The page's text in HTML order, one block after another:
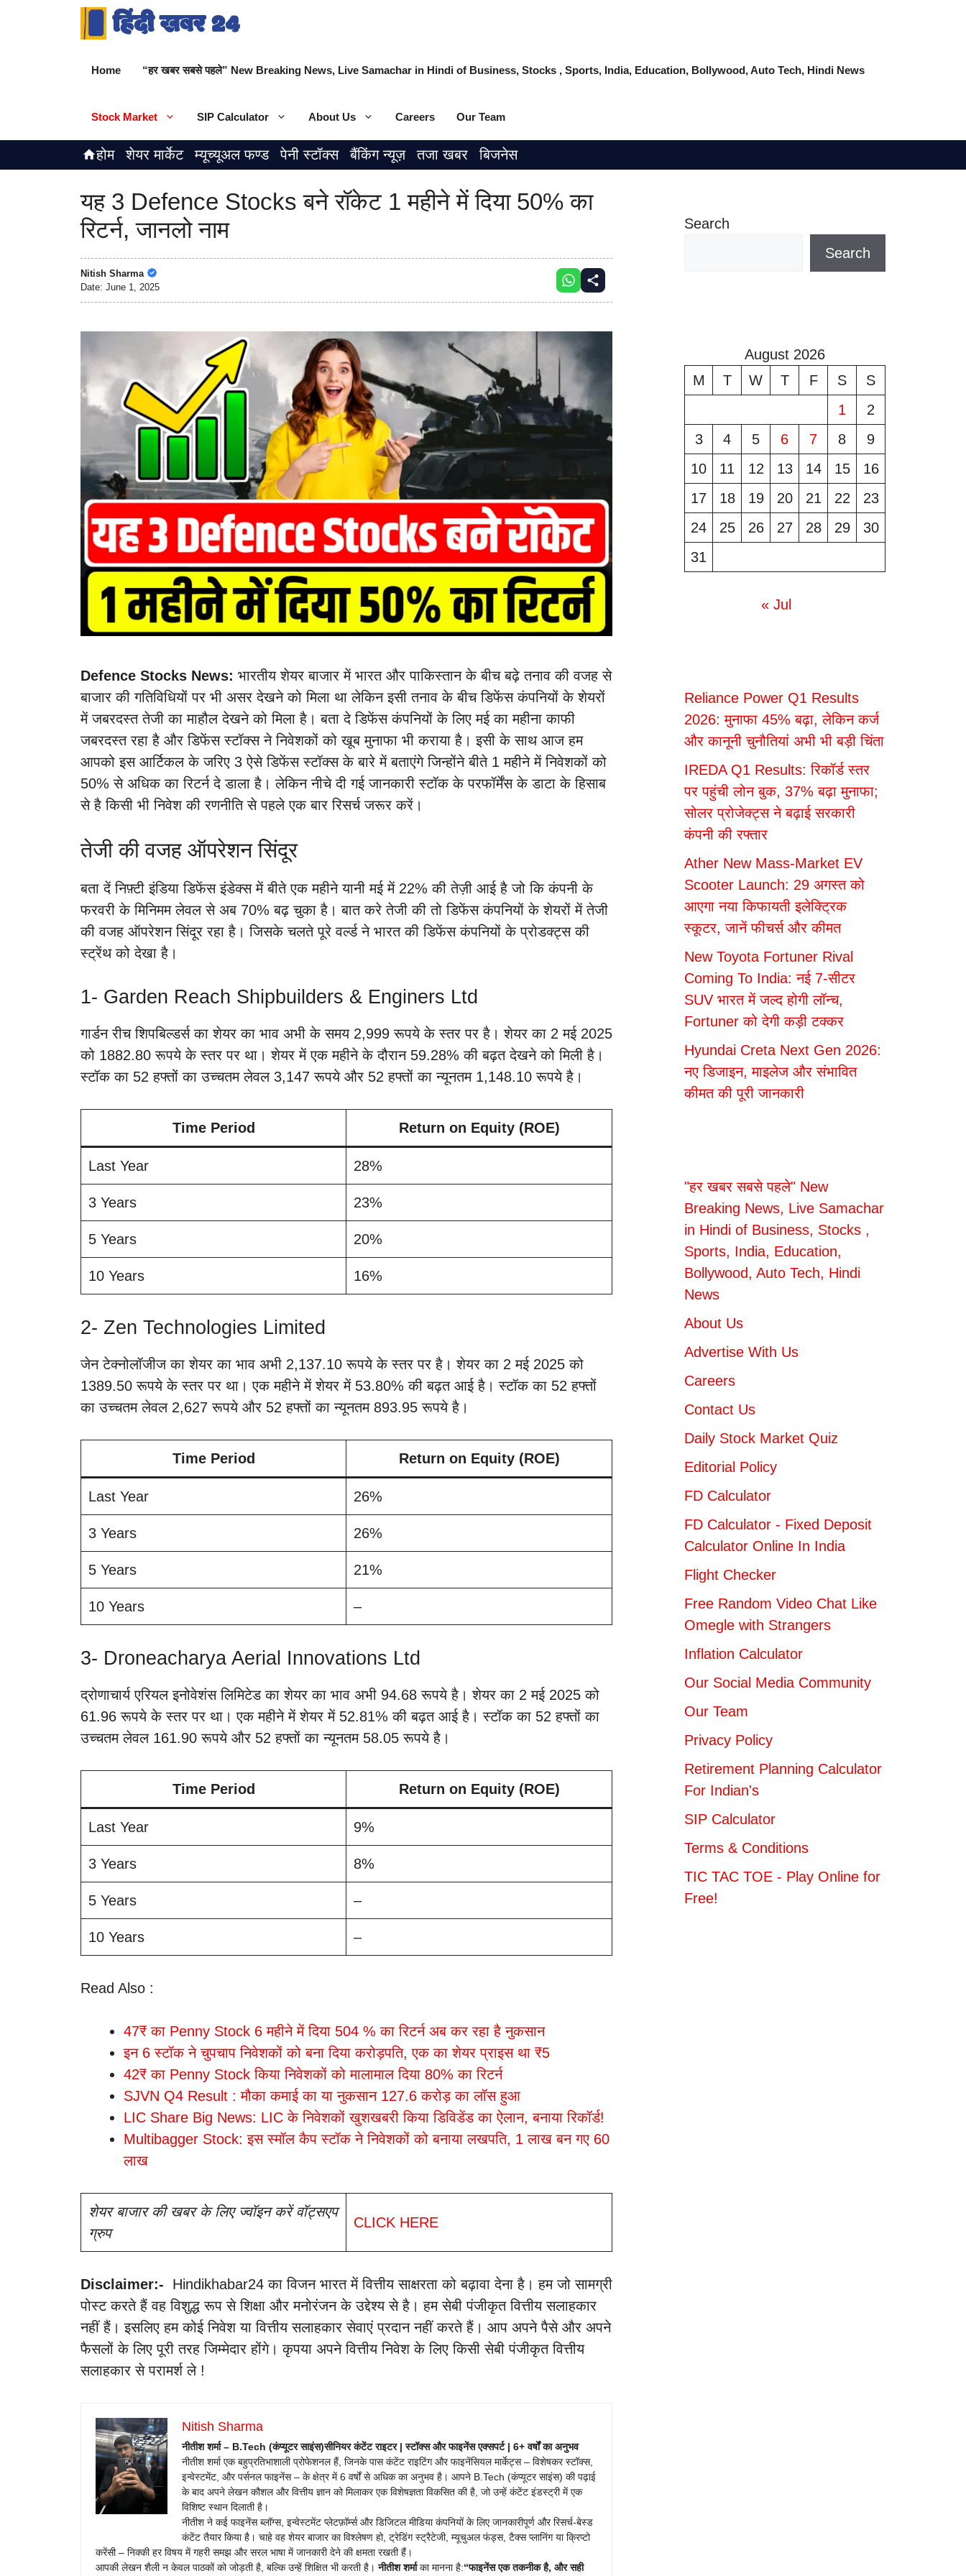
Home “हर खबर सबसे पहले” New Breaking News, Live Samachar in Hindi of Business, Stocks , Sports, India, Education, Bollywood, Auto Tech, Hindi News
Stock Market SIP Calculator About Us Careers Our Team
होम शेयर मार्केट म्यूच्यूअल फण्ड पेनी स्टॉक्स बैंकिंग न्यूज़ तजा खबर बिजनेस
यह 3 Defence Stocks बने रॉकेट 1 महीने में दिया 50% का
रिटर्न, जानलो नाम
Nitish Sharma
Date: June 1, 2025
Defence Stocks News: भारतीय शेयर बाजार में भारत और पाकिस्तान के बीच बढ़े तनाव की वजह से
बाजार की गतिविधियों पर भी असर देखने को मिला था लेकिन इसी तनाव के बीच डिफेंस कंपनियों के शेयरों
में जबरदस्त तेजी का माहौल देखने को मिला है। बता दे डिफेंस कंपनियों के लिए मई का महीना काफी
जबरदस्त रहा है और डिफेंस स्टॉक्स ने निवेशकों को खूब मुनाफा भी कराया है। इसी के साथ आज हम
आपको इस आर्टिकल के जरिए 3 ऐसे डिफेंस स्टॉक्स के बारे में बताएंगे जिन्होंने बीते 1 महीने में निवेशकों को
50% से अधिक का रिटर्न दे डाला है। लेकिन नीचे दी गई जानकारी स्टॉक के परफॉर्मेंस के डाटा के हिसाब
से है किसी भी निवेश की रणनीति से पहले एक बार रिसर्च जरूर करें।
तेजी की वजह ऑपरेशन सिंदूर
बता दें निफ़्टी इंडिया डिफेंस इंडेक्स में बीते एक महीने यानी मई में 22% की तेज़ी आई है जो कि कंपनी के
फरवरी के मिनिमम लेवल से अब 70% बढ़ चुका है। बात करे तेजी की तो डिफेंस कंपनियों के शेयरों में तेजी
की वजह ऑपरेशन सिंदूर रहा है। जिसके चलते पूरे वर्ल्ड ने भारत की डिफेंस कंपनियों के प्रोडक्ट्स की
स्ट्रेंथ को देखा है।
1- Garden Reach Shipbuilders & Enginers Ltd
गार्डन रीच शिपबिल्डर्स का शेयर का भाव अभी के समय 2,999 रूपये के स्तर पर है। शेयर का 2 मई 2025
को 1882.80 रूपये के स्तर पर था। शेयर में एक महीने के दौरान 59.28% की बढ़त देखने को मिली है।
स्टॉक का 52 हफ्तों का उच्चतम लेवल 3,147 रूपये और 52 हफ्तों का न्यूनतम 1,148.10 रूपये है।
Time Period Return on Equity (ROE)
Last Year 28%
3 Years 23%
5 Years 20%
10 Years 16%
2- Zen Technologies Limited
जेन टेक्नोलॉजीज का शेयर का भाव अभी 2,137.10 रूपये के स्तर पर है। शेयर का 2 मई 2025 को
1389.50 रूपये के स्तर पर था। एक महीने में शेयर में 53.80% की बढ़त आई है। स्टॉक का 52 हफ्तों
का उच्चतम लेवल 2,627 रूपये और 52 हफ्तों का न्यूनतम 893.95 रूपये है।
Time Period Return on Equity (ROE)
Last Year 26%
3 Years 26%
5 Years 21%
10 Years –
3- Droneacharya Aerial Innovations Ltd
द्रोणाचार्य एरियल इनोवेशंस लिमिटेड का शेयर का भाव अभी 94.68 रूपये है। शेयर का 2 मई 2025 को
61.96 रूपये के स्तर पर था। एक महीने में शेयर में 52.81% की बढ़त आई है। स्टॉक का 52 हफ्तों का
उच्चतम लेवल 161.90 रूपये और 52 हफ्तों का न्यूनतम 58.05 रूपये है।
Time Period Return on Equity (ROE)
Last Year 9%
3 Years 8%
5 Years –
10 Years –
Read Also :
47₹ का Penny Stock 6 महीने में दिया 504 % का रिटर्न अब कर रहा है नुकसान
इन 6 स्टॉक ने चुपचाप निवेशकों को बना दिया करोड़पति, एक का शेयर प्राइस था ₹5
42₹ का Penny Stock किया निवेशकों को मालामाल दिया 80% का रिटर्न
SJVN Q4 Result : मौका कमाई का या नुकसान 127.6 करोड़ का लॉस हुआ
LIC Share Big News: LIC के निवेशकों खुशखबरी किया डिविडेंड का ऐलान, बनाया रिकॉर्ड!
Multibagger Stock: इस स्मॉल कैप स्टॉक ने निवेशकों को बनाया लखपति, 1 लाख बन गए 60
लाख
शेयर बाजार की खबर के लिए ज्वॉइन करें वॉट्सएप
ग्रुप
CLICK HERE
Disclaimer:- Hindikhabar24 का विजन भारत में वित्तीय साक्षरता को बढ़ावा देना है। हम जो सामग्री
पोस्ट करते हैं वह विशुद्ध रूप से शिक्षा और मनोरंजन के उद्देश्य से है। हम सेबी पंजीकृत वित्तीय सलाहकार
नहीं हैं। इसलिए हम कोई निवेश या वित्तीय सलाहकार सेवाएं प्रदान नहीं करते हैं। आप अपने पैसे और अपने
फैसलों के लिए पूरी तरह जिम्मेदार होंगे। कृपया अपने वित्तीय निवेश के लिए किसी सेबी पंजीकृत वित्तीय
सलाहकार से परामर्श ले !
Nitish Sharma
नीतीश शर्मा – B.Tech (कंप्यूटर साइंस)सीनियर कंटेंट राइटर | स्टॉक्स और फाइनेंस एक्सपर्ट | 6+ वर्षों का अनुभव
नीतीश शर्मा एक बहुप्रतिभाशाली प्रोफेशनल हैं, जिनके पास कंटेंट राइटिंग और फाइनेंसियल मार्केट्स – विशेषकर स्टॉक्स,
इन्वेस्टमेंट, और पर्सनल फाइनेंस – के क्षेत्र में 6 वर्षों से अधिक का अनुभव है। आपने B.Tech (कंप्यूटर साइंस) की पढ़ाई
के बाद अपने लेखन कौशल और वित्तीय ज्ञान को मिलाकर एक विशेषज्ञता विकसित की है, जो उन्हें कंटेंट इंडस्ट्री में एक
विशिष्ट स्थान दिलाती है।
नीतीश ने कई फाइनेंस ब्लॉग्स, इन्वेस्टमेंट प्लेटफ़ॉर्म्स और डिजिटल मीडिया कंपनियों के लिए जानकारीपूर्ण और रिसर्च-बेस्ड
कंटेंट तैयार किया है। चाहे वह शेयर बाजार का विश्लेषण हो, ट्रेडिंग स्ट्रैटेजी, म्यूचुअल फंड्स, टैक्स प्लानिंग या क्रिप्टो
करेंसी – निक्की हर विषय में गहरी समझ और सरल भाषा में जानकारी देने की क्षमता रखती हैं।
आपकी लेखन शैली न केवल पाठकों को जोड़ती है, बल्कि उन्हें शिक्षित भी करती है।नीतीश शर्माका मानना है:“फाइनेंस एक तकनीक है, और सही
Search
Search
August 2026
M
T W T F S
S
1
2
3
4 5 6 7 8
9
10
11 12 13 14 15
16
17
18 19 20 21 22
23
24
25 26 27 28 29
30
31
« Jul
Reliance Power Q1 Results
2026: मुनाफा 45% बढ़ा, लेकिन कर्ज
और कानूनी चुनौतियां अभी भी बड़ी चिंता
IREDA Q1 Results: रिकॉर्ड स्तर
पर पहुंची लोन बुक, 37% बढ़ा मुनाफा;
सोलर प्रोजेक्ट्स ने बढ़ाई सरकारी
कंपनी की रफ्तार
Ather New Mass-Market EV
Scooter Launch: 29 अगस्त को
आएगा नया किफायती इलेक्ट्रिक
स्कूटर, जानें फीचर्स और कीमत
New Toyota Fortuner Rival
Coming To India: नई 7-सीटर
SUV भारत में जल्द होगी लॉन्च,
Fortuner को देगी कड़ी टक्कर
Hyundai Creta Next Gen 2026:
नए डिजाइन, माइलेज और संभावित
कीमत की पूरी जानकारी
"हर खबर सबसे पहले" New
Breaking News, Live Samachar
in Hindi of Business, Stocks ,
Sports, India, Education,
Bollywood, Auto Tech, Hindi
News
About Us
Advertise With Us
Careers
Contact Us
Daily Stock Market Quiz
Editorial Policy
FD Calculator
FD Calculator - Fixed Deposit
Calculator Online In India
Flight Checker
Free Random Video Chat Like
Omegle with Strangers
Inflation Calculator
Our Social Media Community
Our Team
Privacy Policy
Retirement Planning Calculator
For Indian's
SIP Calculator
Terms & Conditions
TIC TAC TOE - Play Online for
Free!